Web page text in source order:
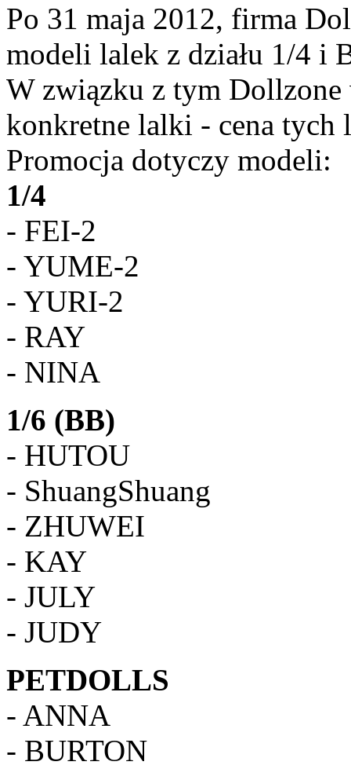
Po 31 maja 2012, firma
modeli lalek z działu 1/4 i
W związku z tym Dollzone
konkretne lalki - cena tych
Promocja dotyczy modeli:
1/4
- FEI-2
- YUME-2
- YURI-2
- RAY
- NINA
1/6 (BB)
- HUTOU
- ShuangShuang
- ZHUWEI
- KAY
- JULY
- JUDY
PETDOLLS
- ANNA
- BURTON